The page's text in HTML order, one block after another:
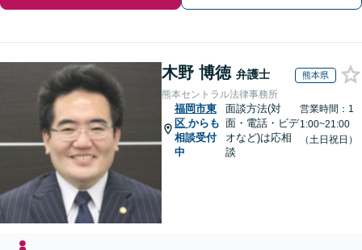
木野 博徳 弁護士 熊本県
熊本セントラル法律事務所
福岡市東
区 からも
相談受付
中
面談方法(対
面・電話・ビデ
オなど)は応相
談
営業時間：1
1:00~21:00
（土日祝日）